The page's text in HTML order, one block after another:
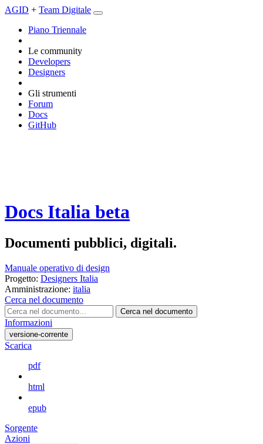
AGID + Team Digitale
Piano Triennale
Le community
Developers
Designers
Gli strumenti
Forum
Docs
GitHub
Docs Italia beta
Documenti pubblici, digitali.
Manuale operativo di design
Progetto: Designers Italia
Amministrazione: italia
Cerca nel documento
Cerca nel documento
Informazioni
versione-corrente
Scarica
pdf
html
epub
Sorgente
Azioni